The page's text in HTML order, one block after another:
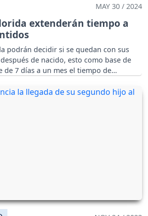
MAY 30 / 2024
extenderán tiempo a
podrán decidir si se quedan con sus
de nacido, esto como base de
de 7 días a un mes el tiempo de